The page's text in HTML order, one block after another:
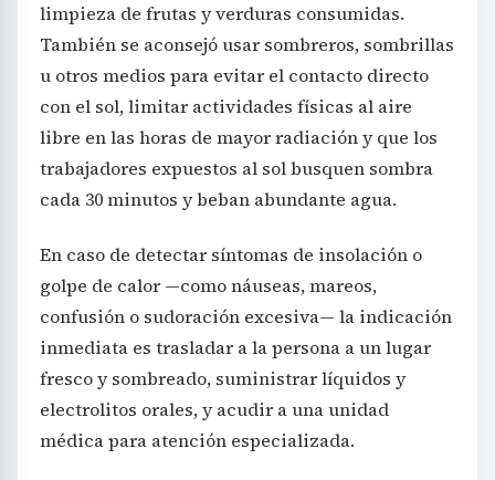
limpieza de frutas y verduras consumidas.
También se aconsejó usar sombreros, sombrillas
u otros medios para evitar el contacto directo
con el sol, limitar actividades físicas al aire
libre en las horas de mayor radiación y que los
trabajadores expuestos al sol busquen sombra
cada 30 minutos y beban abundante agua.
En caso de detectar síntomas de insolación o
golpe de calor —como náuseas, mareos,
confusión o sudoración excesiva— la indicación
inmediata es trasladar a la persona a un lugar
fresco y sombreado, suministrar líquidos y
electrolitos orales, y acudir a una unidad
médica para atención especializada.